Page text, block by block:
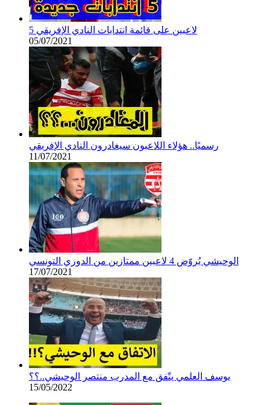
5 لاعبين على قائمة انتدابات النادي الإفريقي
05/07/2021
رسميًا.. هؤلاء اللاعبون سيغادرون النادي الإفريقي
11/07/2021
الوحيشي يُروّض 4 لاعبين ممتازين من الدوري التونسي
17/07/2021
يوسف العلمي يتّفق مع المدرب منتصر الوحيشي..؟؟
15/05/2022